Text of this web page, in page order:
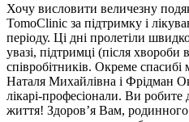
Хочу висловити величезну
TomoClinic за підтримку і
періоду. Ці дні пролетіли
увазі, підтримці (після хвороби
співробітників. Окреме
Наталя Михайлівна і Фрідман
лікарі-професіонали. Ви
життя! Здоров’я Вам,